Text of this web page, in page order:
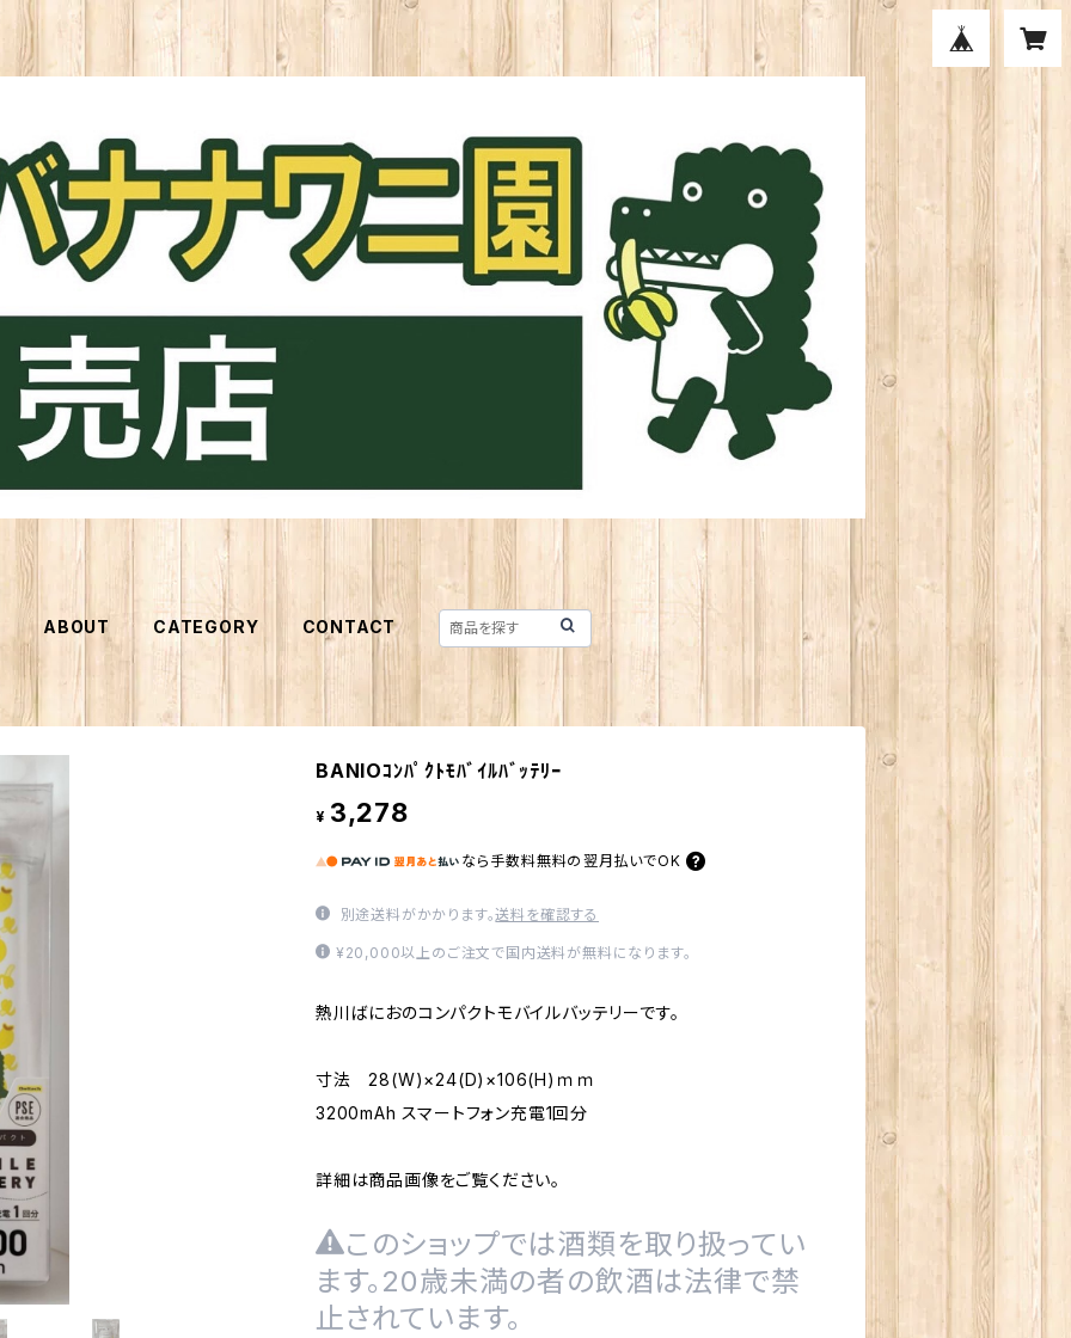
ABOUT CATEGORY CONTACT
BANIOｺﾝﾊﾟｸﾄﾓﾊﾞｲﾙﾊﾞｯﾃﾘｰ
¥ 3,278
なら 手数料無料の 翌月払いでOK
別途送料がかかります。送料を確認する
¥20,000以上のご注文で国内送料が無料になります。
熱川ばにおのコンパクトモバイルバッテリーです。
寸法 28(W)×24(D)×106(H)ｍｍ
3200mAh スマートフォン充電1回分
詳細は商品画像をご覧ください。
このショップでは酒類を取り扱ってい
ます。20歳未満の者の飲酒は法律で禁
止されています。